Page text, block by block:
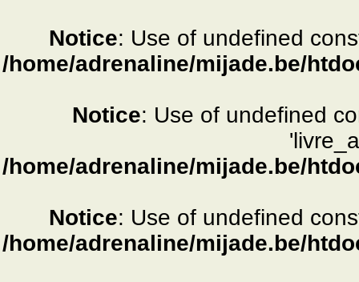
Notice: Use of undefined
/home/adrenaline/mijade.be/
Notice: Use of undefined
/home/adrenaline/mijade.be/
Notice: Use of undefined
/home/adrenaline/mijade.be/